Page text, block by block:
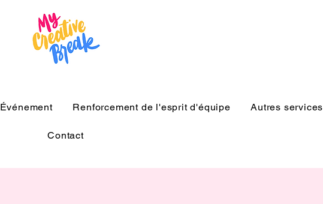
Événement Renforcement de l'esprit d'équipe Autres services
Contact